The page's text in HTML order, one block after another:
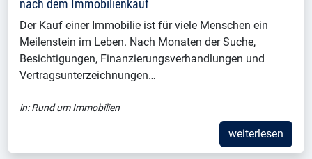
nach dem Immobilienkauf
Der Kauf einer Immobilie ist für viele Menschen ein
Meilenstein im Leben. Nach Monaten der Suche,
Besichtigungen, Finanzierungsverhandlungen und
Vertragsunterzeichnungen…
in:Rund um Immobilien
weiterlesen